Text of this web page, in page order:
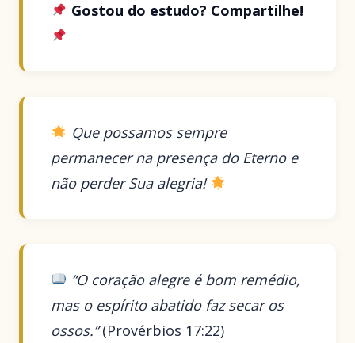
Gostou do estudo? Compartilhe!
Que possamos sempre
permanecer na presença do Eterno e
não perder Sua alegria!
“O coração alegre é bom remédio,
mas o espírito abatido faz secar os
ossos.”(Provérbios 17:22)